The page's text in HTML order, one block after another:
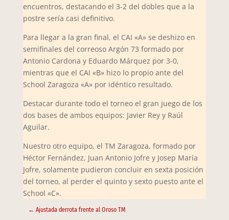
encuentros, destacando el 3-2 del dobles que a la
postre sería casi definitivo.
Para llegar a la gran final, el CAI «A» se deshizo en
semifinales del correoso Argón 73 formado por
Antonio Cardona y Eduardo Márquez por 3-0,
mientras que el CAI «B» hizo lo propio ante del
School Zaragoza «A» por idéntico resultado.
Destacar durante todo el torneo el gran juego de los
dos bases de ambos equipos: Javier Rey y Raúl
Aguilar.
Nuestro otro equipo, el TM Zaragoza, formado por
Héctor Fernández, Juan Antonio Jofre y Josep María
Jofre, solamente pudieron concluir en sexta posición
del torneo, al perder el quinto y sexto puesto ante el
School «C».
← Ajustada derrota frente al Oroso TM